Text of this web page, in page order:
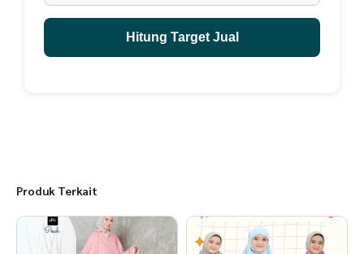
bahan-bahan pilihan berkualitas, Cemilan selalu Fresh karena dibuat
Made By Order, Cocok dijadikan Oleh-Oleh Khas Bandung
Hitung Target Jual
Produk Terkait